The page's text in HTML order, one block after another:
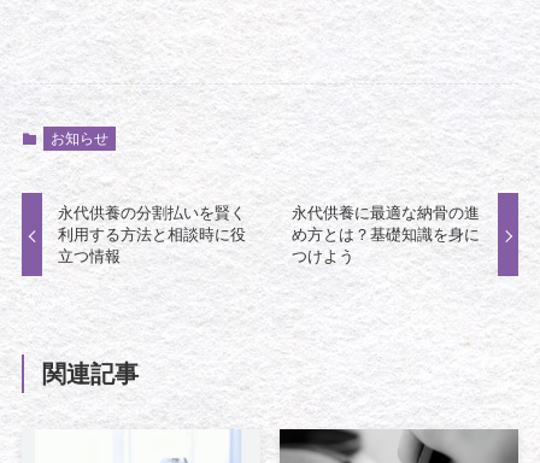
お知らせ
永代供養の分割払いを賢く
利用する方法と相談時に役
立つ情報
永代供養に最適な納骨の進
め方とは？基礎知識を身に
つけよう
関連記事